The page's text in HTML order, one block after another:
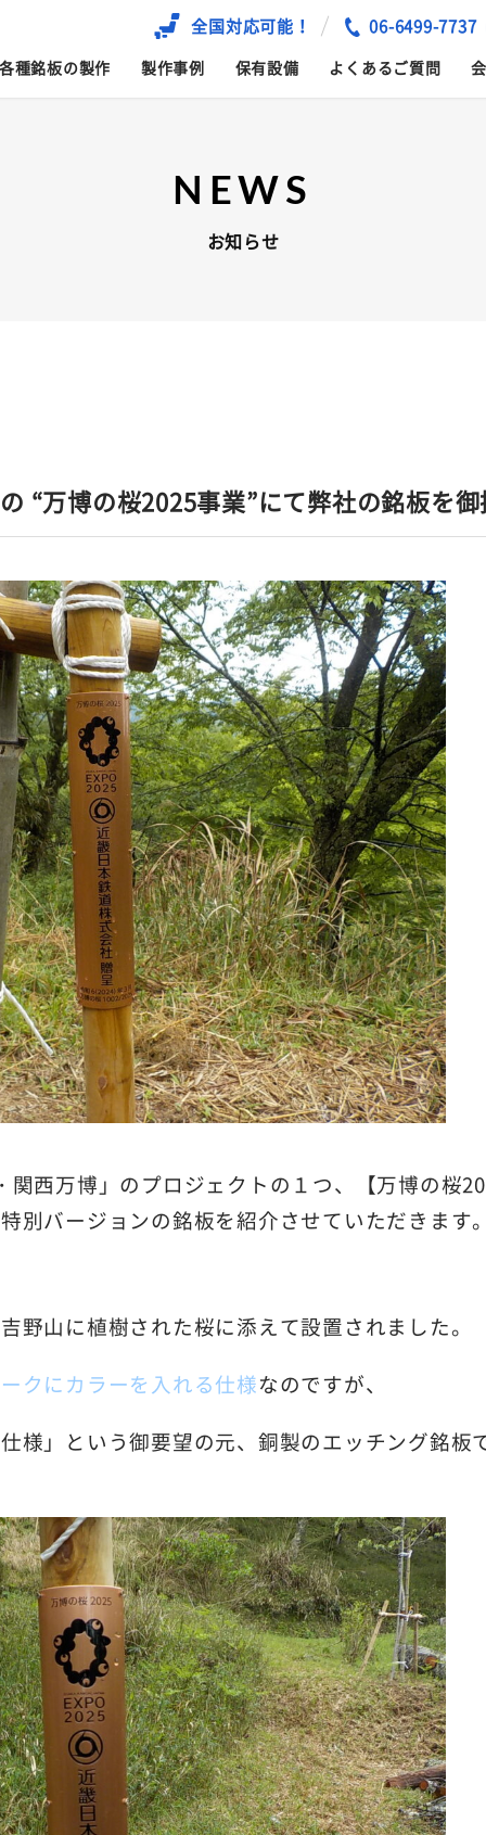
全国対応可能！ 06-6499-7737
種銘板の製作 製作事例 保有設備 よくあるご質問
NEWS
お知らせ
“万博の桜2025事業”にて弊社の銘板を御
西万博」のプロジェクトの１つ、【万博の桜
別バージョンの銘板を紹介させていただきます。
野山に植樹された桜に添えて設置されました。
クにカラーを入れる仕様なのですが、
様」という御要望の元、銅製のエッチング銘板